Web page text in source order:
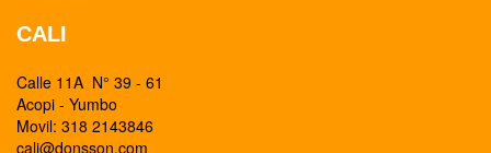
CALI
Calle 11A N° 39 - 61
Acopi - Yumbo
Movil: 318 2143846
cali@donsson.com